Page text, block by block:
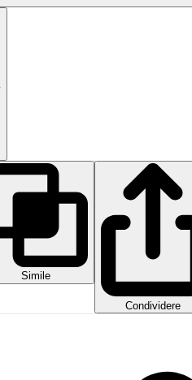
Simile
Condividere